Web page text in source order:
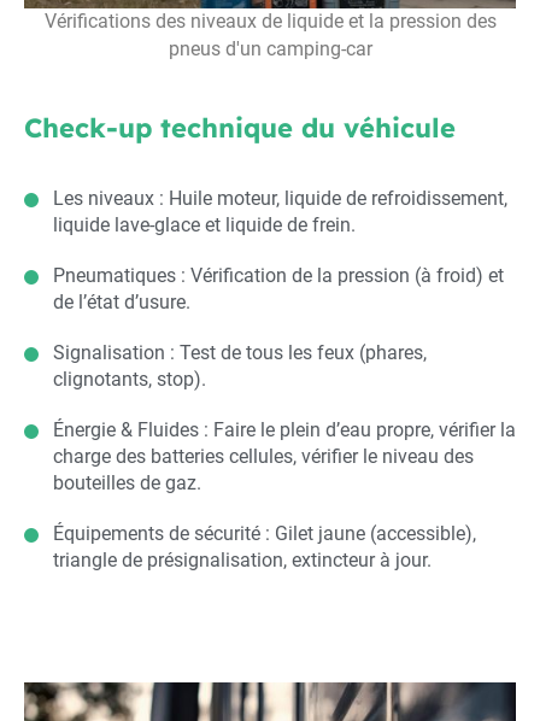
Vérifications des niveaux de liquide et la pression des
pneus d'un camping-car
Check-up technique du véhicule
Les niveaux : Huile moteur, liquide de refroidissement,
liquide lave-glace et liquide de frein.
Pneumatiques : Vérification de la pression (à froid) et
de l’état d’usure.
Signalisation : Test de tous les feux (phares,
clignotants, stop).
Énergie & Fluides : Faire le plein d’eau propre, vérifier la
charge des batteries cellules, vérifier le niveau des
bouteilles de gaz.
Équipements de sécurité : Gilet jaune (accessible),
triangle de présignalisation, extincteur à jour.